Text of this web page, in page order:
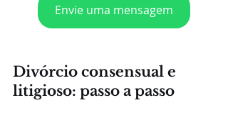
Envie uma mensagem
Divórcio consensual e
litigioso: passo a passo